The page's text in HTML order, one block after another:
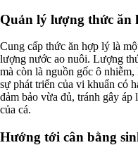
Quản lý lượng thức ăn
Cung cấp thức ăn hợp lý là
lượng nước ao nuôi. Lượng
mà còn là nguồn gốc ô
sự phát triển của vi khuẩn có
đảm bảo vừa đủ, tránh gây
của cá.
Hướng tới cân bằng